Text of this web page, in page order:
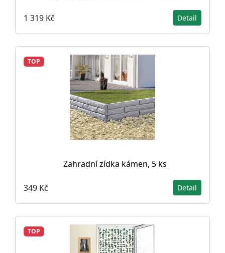
1 319 Kč Detail
TOP
Zahradní zídka kámen, 5 ks
349 Kč Detail
TOP